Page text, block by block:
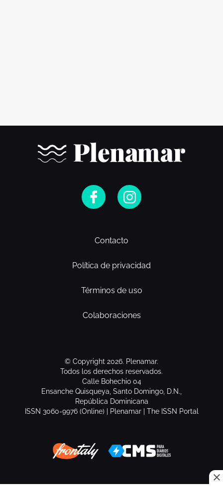
Contacto
Política de privacidad
Términos de uso
Colaboraciones
© Copyright 2026. Plenamar.
Todos los derechos reservados.
Calle Bohechio 04
Ensanche Quisqueya, Santo Domingo, D.N.,
República Dominicana
ISSN 3060-9976 (Online) | Plenamar | The ISSN Portal